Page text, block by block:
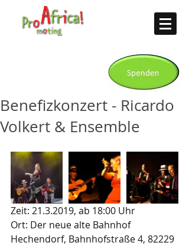
Benefizkonzert - Ricardo
Volkert & Ensemble
Zeit: 21.3.2019, ab 18:00 Uhr
Ort: Der neue alte Bahnhof
Hechendorf, Bahnhofstraße 4, 82229